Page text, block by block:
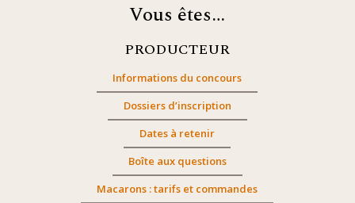
Vous êtes…
PRODUCTEUR
Informations du concours
Dossiers d’inscription
Dates à retenir
Boîte aux questions
Macarons : tarifs et commandes